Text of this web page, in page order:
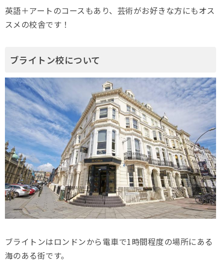
英語＋アートのコースもあり、芸術がお好きな方にもオス
スメの校舎です！
ブライトン校について
ブライトンはロンドンから電車で1時間程度の場所にある
海のある街です。